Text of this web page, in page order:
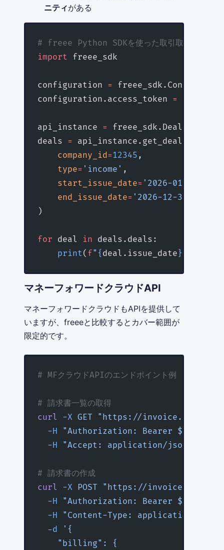
ニティがある
# freee Python SDKを使った取引取得例
import freee_sdk
configuration =
configuration.access_token =
api_instance =
deals = api_instance.get_deals(
    company_id
=12345 ,
    type
= 'income' ,
    start_issue_date
= '2026-01-01'
    end_issue_date
= '2026-12-31'
)
for deal in deals.deals:
    print
( f" { deal.issue_date }
マネーフォワードクラウドAPI
マネーフォワードクラウドもAPIを提供して
いますが、freeeと比較するとカバー範囲が
限定的です。
# MFクラウドAPIのエンドポイント例
# 請求書一覧の取得
curl -X GET "https://
  -H
"Authorization: Bearer ${
  -H
"Accept: application/json"
# 請求書の作成
curl -X POST "https://
  -H
"Authorization: Bearer ${
  -H
"Content-Type: application/json"
  -d
'{
    "billing": {